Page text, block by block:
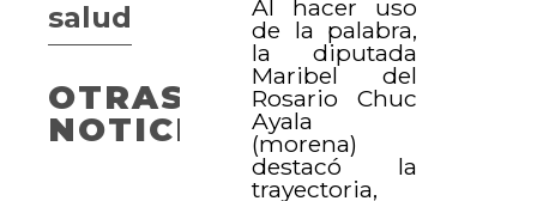
Al hacer uso
de la palabra,
la diputada
Maribel del
Rosario Chuc
Ayala
(morena)
destacó la
trayectoria,
salud
OTRAS
NOTICIAS